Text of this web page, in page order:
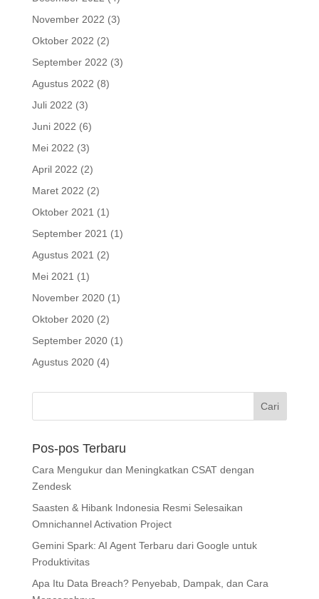
November 2022 (3)
Oktober 2022 (2)
September 2022 (3)
Agustus 2022 (8)
Juli 2022 (3)
Juni 2022 (6)
Mei 2022 (3)
April 2022 (2)
Maret 2022 (2)
Oktober 2021 (1)
September 2021 (1)
Agustus 2021 (2)
Mei 2021 (1)
November 2020(1)
Oktober 2020(2)
September 2020(1)
Agustus 2020(4)
Pos-pos Terbaru
Cara Mengukur dan Meningkatkan CSAT dengan
Zendesk
Saasten & Hibank Indonesia Resmi Selesaikan
Omnichannel Activation Project
Gemini Spark: AI Agent Terbaru dari Google untuk
Produktivitas
Apa Itu Data Breach? Penyebab, Dampak, dan Cara